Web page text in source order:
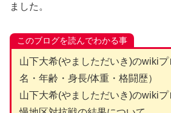
ました。
このブログを読んでわかる事
山下大希(やましただいき)のwiki
名・年齢・身長/体重・格闘歴）
山下大希(やましただいき)のwiki